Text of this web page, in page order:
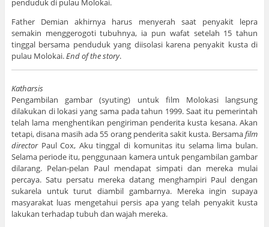
penduduk di pulau Molokai.
Father Demian akhirnya harus menyerah saat penyakit lepra
semakin menggerogoti tubuhnya, ia pun wafat setelah 15 tahun
tinggal bersama penduduk yang diisolasi karena penyakit kusta di
pulau Molokai.End of the story.
Katharsis
Pengambilan gambar (syuting) untuk film Molokasi langsung
dilakukan di lokasi yang sama pada tahun 1999. Saat itu pemerintah
telah lama menghentikan pengiriman penderita kusta kesana. Akan
tetapi, disana masih ada 55 orang penderita sakit kusta. Bersamafilm
directorPaul Cox, Aku tinggal di komunitas itu selama lima bulan.
Selama periode itu, penggunaan kamera untuk pengambilan gambar
dilarang. Pelan-pelan Paul mendapat simpati dan mereka mulai
percaya. Satu persatu mereka datang menghampiri Paul dengan
sukarela untuk turut diambil gambarnya. Mereka ingin supaya
masyarakat luas mengetahui persis apa yang telah penyakit kusta
lakukan terhadap tubuh dan wajah mereka.